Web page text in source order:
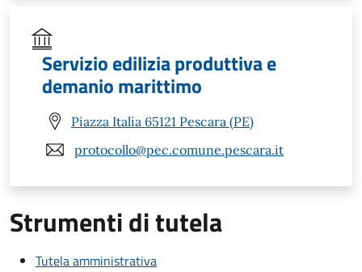
Servizio edilizia produttiva e
demanio marittimo
Piazza Italia 65121 Pescara (PE)
protocollo@pec.comune.pescara.it
Strumenti di tutela
Tutela amministrativa